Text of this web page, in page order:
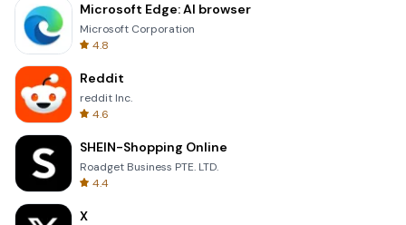
Microsoft Edge: AI browser
Microsoft Corporation
4.8
Reddit
reddit Inc.
4.6
SHEIN-Shopping Online
Roadget Business PTE. LTD.
4.4
X